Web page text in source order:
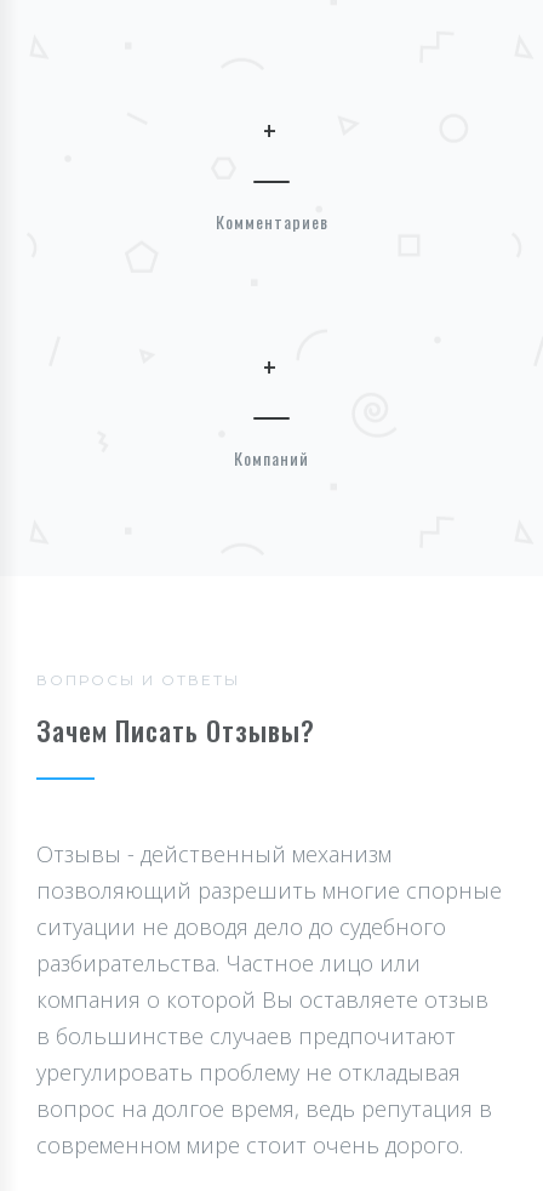
+
Комментариев
+
Компаний
ВОПРОСЫ И ОТВЕТЫ
Зачем Писать Отзывы?
Отзывы - действенный механизм
позволяющий разрешить многие спорные
ситуации не доводя дело до судебного
разбирательства. Частное лицо или
компания о которой Вы оставляете отзыв
в большинстве случаев предпочитают
урегулировать проблему не откладывая
вопрос на долгое время, ведь репутация в
современном мире стоит очень дорого.